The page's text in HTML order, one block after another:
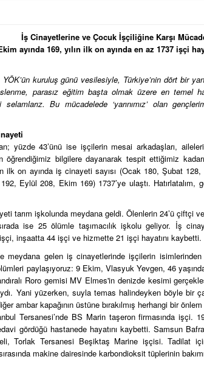
İş Cinayetlerine ve Çocuk İşçiliğine Karşı
ayında 169, yılın ilk on ayında en az 1737 işçi
YÖK’ün kuruluş günü vesilesiyle, Türkiye’nin dört bir
parasız eğitim başta olmak üzere en temel
Bu mücadelede ‘yarınımız’ olan
yüzde 43’ünü ise işçilerin mesai arkadaşları,
öğrendiğimiz bilgilere dayanarak tespit ettiğimiz
ilk on ayında iş cinayeti sayısı (Ocak 180, Şubat
Eylül 208, Ekim 169) 1737’ye ulaştı. Hatırlatalım,
tarım işkolunda meydana geldi. Ölenlerin 24’ü çiftçi
ise 25 ölümle taşımacılık işkolu geliyor. İş
inşaatta 44 işçi ve hizmette 21 işçi hayatını kaybetti.
meydana gelen iş cinayetlerinde işçilerin
paylaşıyoruz: 9 Ekim, Vlasyuk Yevgen, 46
Roro gemisi MV Elmes'in denizde kesimi
Yani yüzerken, suyla temas halindeyken böyle bir
ambar kapağının üstüne bırakılmış herhangi bir
Tersanesi’nde BS Marin taşeron firmasında işçi.
gördüğü hastanede hayatını kaybetti. Samsun
Torlak Tersanesi Beşiktaş Marine işçisi. Tadilat
makine dairesinde karbondioksit tüplerinin